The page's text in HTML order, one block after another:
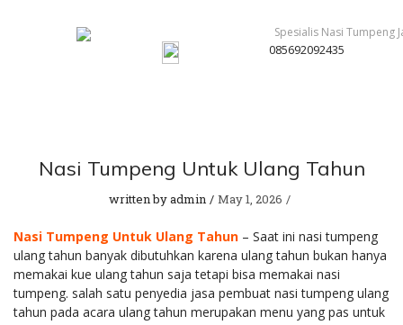
085692092435
Nasi Tumpeng Untuk Ulang Tahun
written byadmin May 1, 2026
Nasi Tumpeng Untuk Ulang Tahun – Saat ini nasi tumpeng
ulang tahun banyak dibutuhkan karena ulang tahun bukan hanya
memakai kue ulang tahun saja tetapi bisa memakai nasi
tumpeng. salah satu penyedia jasa pembuat nasi tumpeng ulang
tahun pada acara ulang tahun merupakan menu yang pas untuk